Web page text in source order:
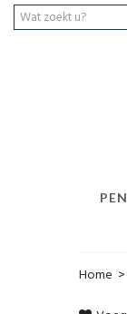
Home >